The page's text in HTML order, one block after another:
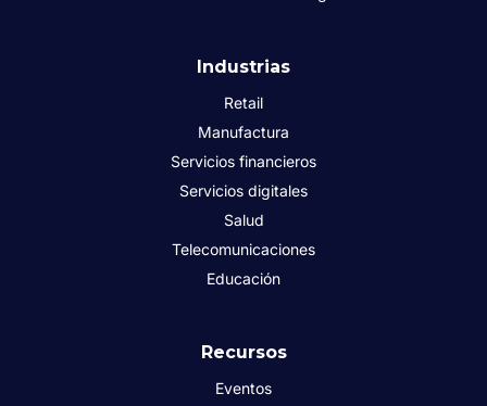
Industrias
Retail
Manufactura
Servicios financieros
Servicios digitales
Salud
Telecomunicaciones
Educación
Recursos
Eventos